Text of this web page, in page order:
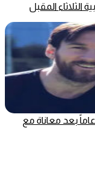
المقبل
ميسي يفجع بوفاة والده خورخي عن 68 عاماً بعد معاناة مع